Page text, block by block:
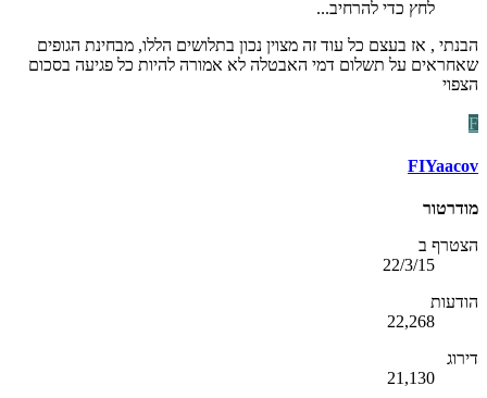
לחץ כדי להרחיב...
הבנתי , אז בעצם כל עוד זה מצוין נכון בתלושים הללו, מבחינת הגופים
שאחראים על תשלום דמי האבטלה לא אמורה להיות כל פגיעה בסכום
הצפוי
F
FIYaacov
מודרטור
הצטרף ב
22/3/15
הודעות
22,268
דירוג
21,130